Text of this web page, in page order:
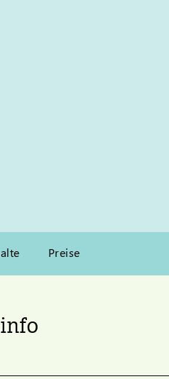
Preise